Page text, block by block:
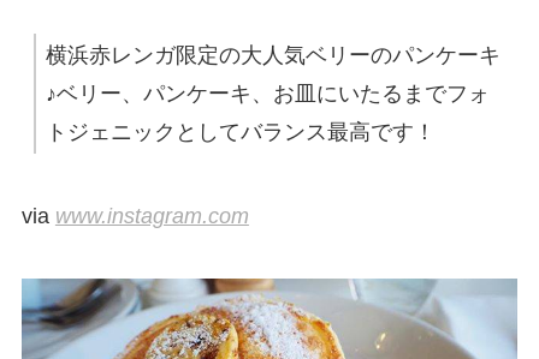
横浜赤レンガ限定の大人気ベリーのパンケーキ
♪ベリー、パンケーキ、お皿にいたるまでフォ
トジェニックとしてバランス最高です！
via www.instagram.com